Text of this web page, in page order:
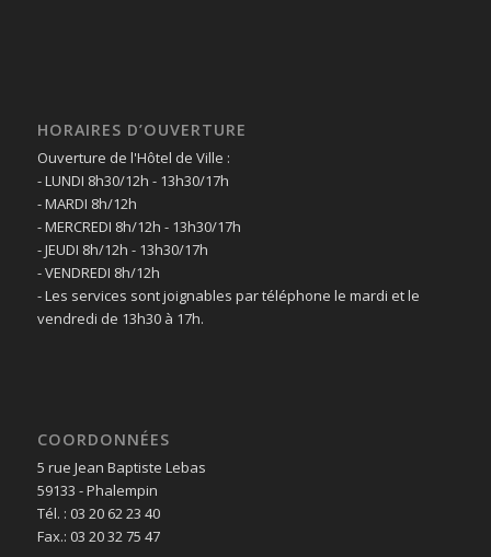
HORAIRES D’OUVERTURE
Ouverture de l'Hôtel de Ville :
- LUNDI 8h30/12h - 13h30/17h
- MARDI 8h/12h
- MERCREDI 8h/12h - 13h30/17h
- JEUDI 8h/12h - 13h30/17h
- VENDREDI 8h/12h
- Les services sont joignables par téléphone le mardi et le
vendredi de 13h30 à 17h.
COORDONNÉES
5 rue Jean Baptiste Lebas
59133 - Phalempin
Tél. : 03 20 62 23 40
Fax.: 03 20 32 75 47